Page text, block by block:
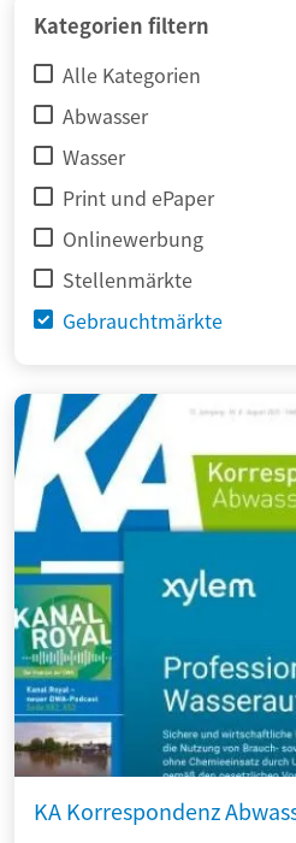
Kategorien filtern
Alle Kategorien
Abwasser
Wasser
Print und ePaper
Onlinewerbung
Stellenmärkte
Gebrauchtmärkte
KA Korrespondenz